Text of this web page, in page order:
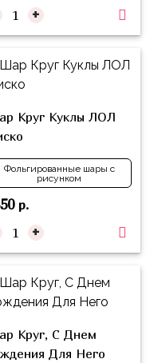
+
Круг Куклы ЛОЛ
Фольгированные шары с
рисунком
р.
+
Круг, С Днем
Для Него